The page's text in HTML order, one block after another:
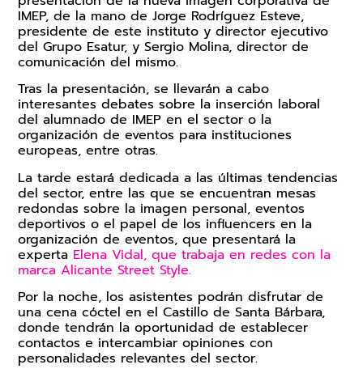
IMEP, de la mano de Jorge Rodríguez Esteve,
presidente de este instituto y director ejecutivo
del Grupo Esatur, y Sergio Molina, director de
comunicación del mismo.
Tras la presentación, se llevarán a cabo
interesantes debates sobre la inserción laboral
del alumnado de IMEP en el sector o la
organización de eventos para instituciones
europeas, entre otras.
La tarde estará dedicada a las últimas tendencias
del sector, entre las que se encuentran mesas
redondas sobre la imagen personal, eventos
deportivos o el papel de los influencers en la
organización de eventos, que presentará la
experta Elena Vidal, que trabaja en redes con la
marca Alicante Street Style.
Por la noche, los asistentes podrán disfrutar de
una cena cóctel en el Castillo de Santa Bárbara,
donde tendrán la oportunidad de establecer
contactos e intercambiar opiniones con
personalidades relevantes del sector.